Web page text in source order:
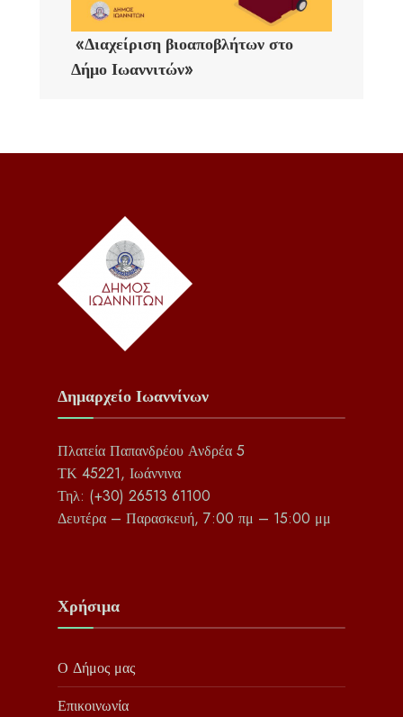
«Διαχείριση βιοαποβλήτων στο
Δήμο Ιωαννιτών»
Δημαρχείο Ιωαννίνων
Πλατεία Παπανδρέου Ανδρέα 5
ΤΚ 45221, Ιωάννινα
Τηλ: (+30) 26513 61100
Δευτέρα – Παρασκευή, 7:00 πμ – 15:00 μμ
Χρήσιμα
Ο Δήμος μας
Επικοινωνία